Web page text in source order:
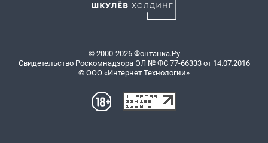
© 2000-2026 Фонтанка.Ру
Свидетельство Роскомнадзора ЭЛ № ФС 77-66333 от 14.07.2016
© ООО «Интернет Технологии»